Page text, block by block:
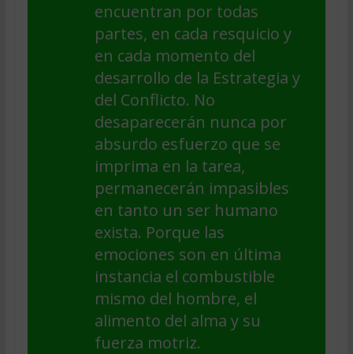
encuentran por todas
partes, en cada resquicio y
en cada momento del
desarrollo de la Estrategia y
del Conflicto. No
desaparecerán nunca por
absurdo esfuerzo que se
imprima en la tarea,
permanecerán impasibles
en tanto un ser humano
exista. Porque las
emociones son en última
instancia el combustible
mismo del hombre, el
alimento del alma y su
fuerza motriz.